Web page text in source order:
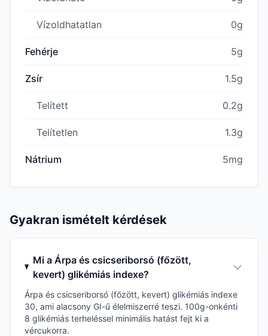
Vízoldhatatlan 0g
Fehérje 5g
Zsír 1.5g
Telített 0.2g
Telítetlen 1.3g
Nátrium 5mg
Gyakran ismételt kérdések
Mi a Árpa és csicseriborsó (főzött,
kevert) glikémiás indexe?
Árpa és csicseriborsó (főzött, kevert) glikémiás indexe
30, ami alacsony GI-ű élelmiszerré teszi. 100g-onkénti
8 glikémiás terheléssel minimális hatást fejt ki a
vércukorra.